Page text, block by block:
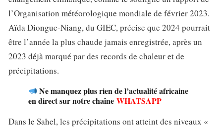
l’Organisation météorologique mondiale de février 2023.
Aïda Diongue-Niang, du GIEC, précise que 2024 pourrait
être l’année la plus chaude jamais enregistrée, après un
2023 déjà marqué par des records de chaleur et de
précipitations.
Ne manquez plus rien de l’actualité africaine
en direct sur notre chaîne WHATSAPP
Dans le Sahel, les précipitations ont atteint des niveaux «